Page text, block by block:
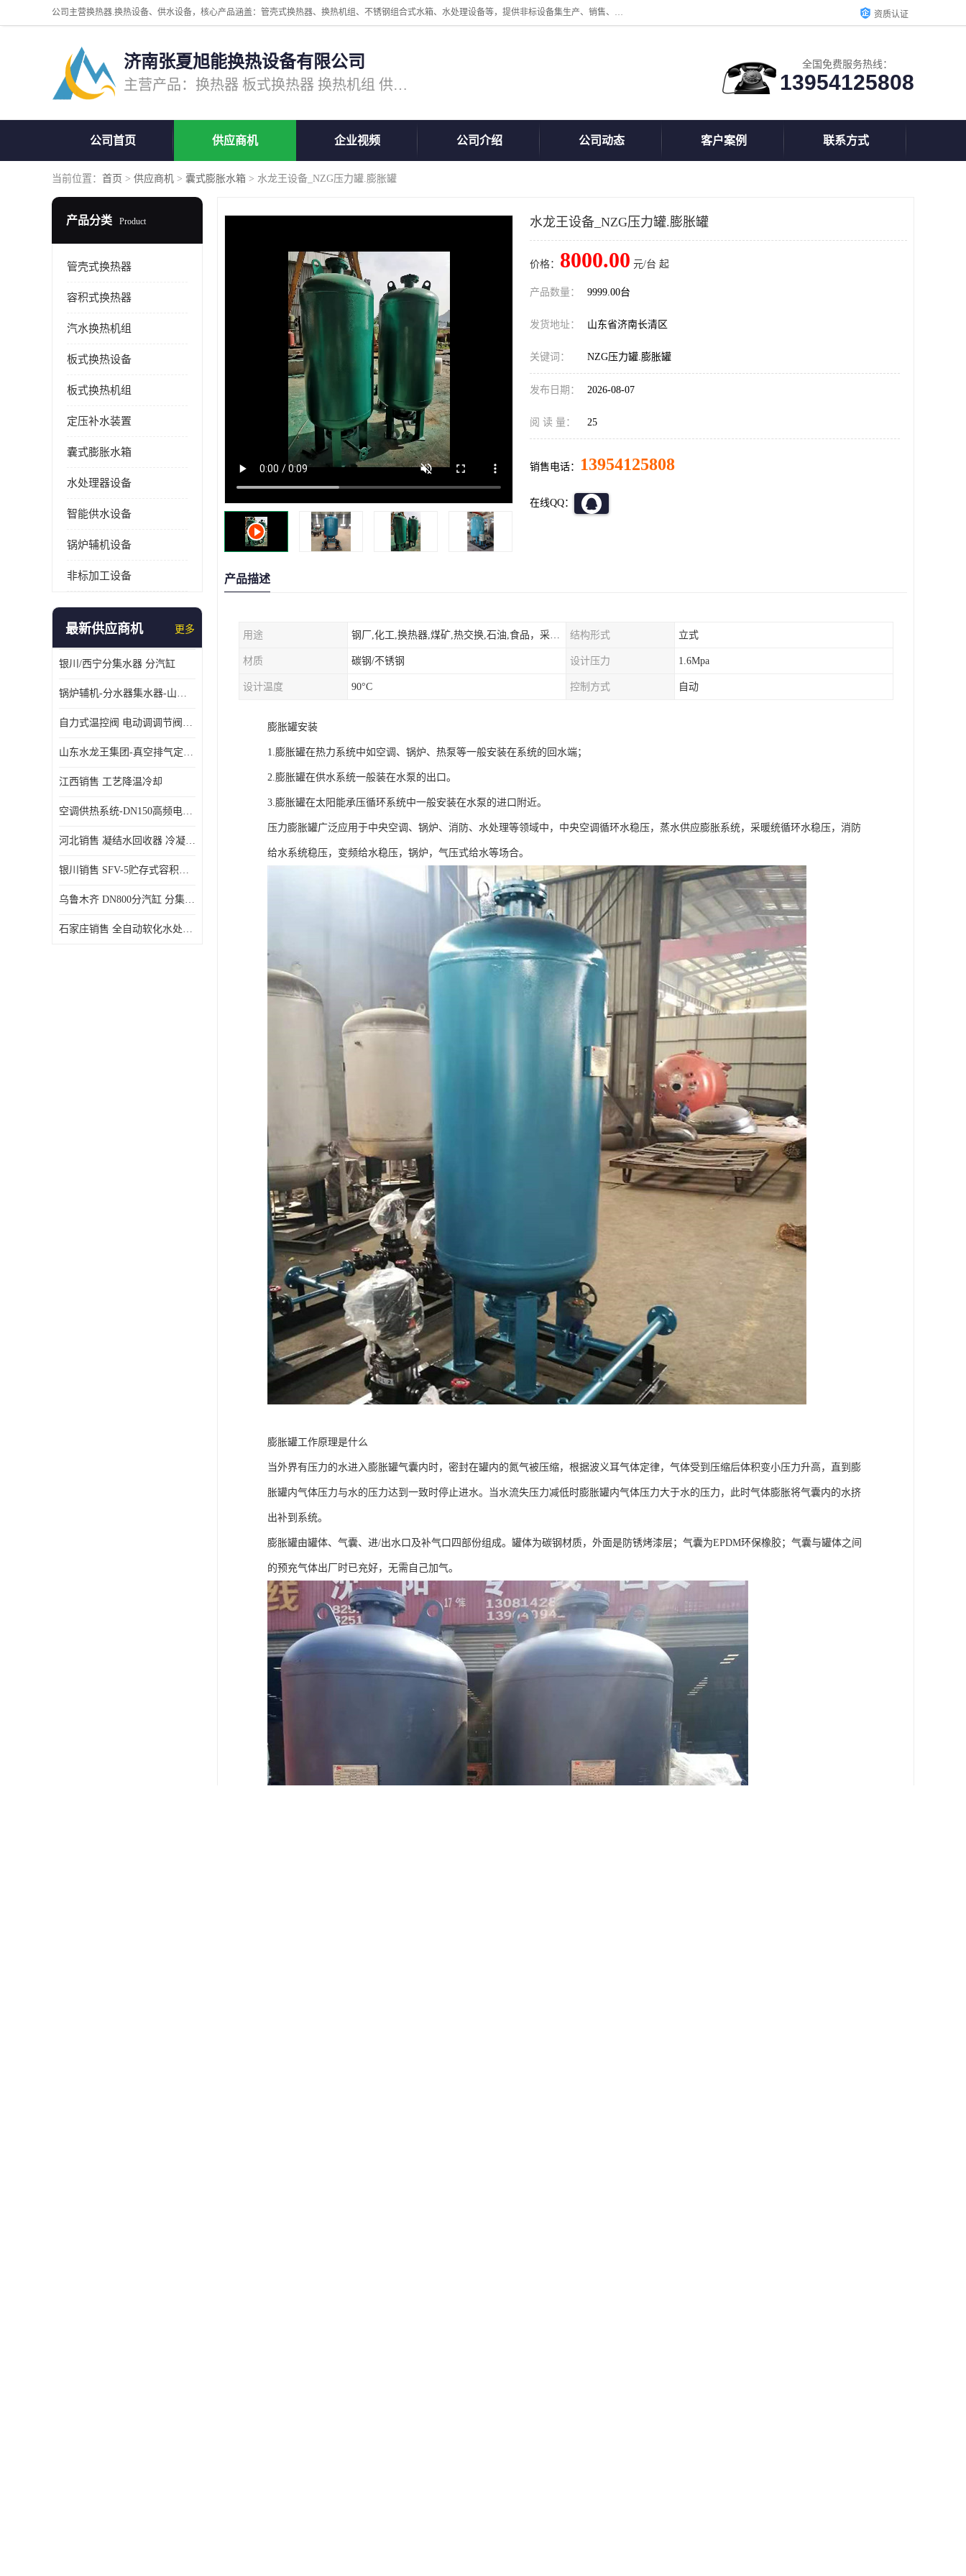
公司主营换热器.换热设备、供水设备，核心产品涵盖：管壳式换热器、换热机组、不锈钢组合式水箱、水处理设备等，提供非标设备集生产、销售、安装一体化服务，可满足全国酒店、学校、医院、商业综合体、工业项目等多场景换热与供水需求。 资质认证
济南张夏旭能换热设备有限公司
主营产品：换热器 板式换热器 换热机组 供水设备 水处理设备
全国免费服务热线：
13954125808
公司首页 供应商机 企业视频 公司介绍 公司动态 客户案例 联系方式
当前位置： 首页 > 供应商机 > 囊式膨胀水箱 > 水龙王设备_NZG压力罐.膨胀罐
产品分类 Product
管壳式换热器
容积式换热器
汽水换热机组
板式换热设备
板式换热机组
定压补水装置
囊式膨胀水箱
水处理器设备
智能供水设备
锅炉辅机设备
非标加工设备
最新供应商机 更多
银川/西宁分集水器 分汽缸
锅炉辅机-分水器集水器-山东龙源供热设备
自力式温控阀 电动调调节阀温控阀-济南张夏水暖设备
山东水龙王集团-真空排气定压机组
江西销售 工艺降温冷却
空调供热系统-DN150高频电子水除垢仪
河北销售 凝结水回收器 冷凝水回收器
银川销售 SFV-5贮存式容积式换热器
乌鲁木齐 DN800分汽缸 分集水器
石家庄销售 全自动软化水处理器
水龙王设备_NZG压力罐.膨胀罐
价格： 8000.00 元/台 起
产品数量： 9999.00台
发货地址： 山东省济南长清区
关键词： NZG压力罐.膨胀罐
发布日期： 2026-08-07
阅 读 量： 25
销售电话： 13954125808
在线QQ：
产品描述
用途 钢厂,化工,换热器,煤矿,热交换,石油,食品，采暖.供热.空调。 结构形式 立式
材质 碳钢/不锈钢 设计压力 1.6Mpa
设计温度 90°C 控制方式 自动
膨胀罐安装
1.膨胀罐在热力系统中如空调、锅炉、热泵等一般安装在系统的回水端；
2.膨胀罐在供水系统一般装在水泵的出口。
3.膨胀罐在太阳能承压循环系统中一般安装在水泵的进口附近。
压力膨胀罐广泛应用于中央空调、锅炉、消防、水处理等领域中，中央空调循环水稳压，蒸水供应膨胀系统，采暖统循环水稳压，消防
给水系统稳压，变频给水稳压，锅炉，气压式给水等场合。
膨胀罐工作原理是什么
当外界有压力的水进入膨胀罐气囊内时，密封在罐内的氮气被压缩，根据波义耳气体定律，气体受到压缩后体积变小压力升高，直到膨
胀罐内气体压力与水的压力达到一致时停止进水。当水流失压力减低时膨胀罐内气体压力大于水的压力，此时气体膨胀将气囊内的水挤
出补到系统。
膨胀罐由罐体、气囊、进/出水口及补气口四部份组成。罐体为碳钢材质，外面是防锈烤漆层；气囊为EPDM环保橡胶；气囊与罐体之间
的预充气体出厂时已充好，无需自己加气。